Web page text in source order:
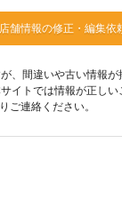
店舗情報の修正・編集依
、間違いや古い情報
イトでは情報が正し
ご連絡ください。